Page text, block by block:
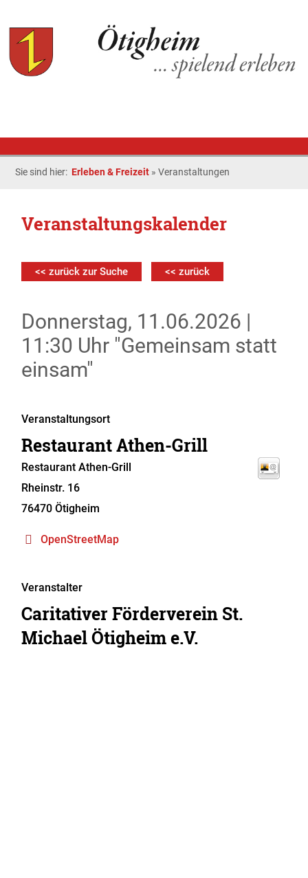
Sie sind hier: Erleben & Freizeit »Veranstaltungen
Veranstaltungskalender
<< zurück zur Suche << zurück
Donnerstag, 11.06.2026 |
11:30 Uhr "Gemeinsam statt
einsam"
Veranstaltungsort
Restaurant Athen-Grill
Restaurant Athen-Grill
Rheinstr. 16
76470 Ötigheim
OpenStreetMap
Veranstalter
Caritativer Förderverein St.
Michael Ötigheim e.V.